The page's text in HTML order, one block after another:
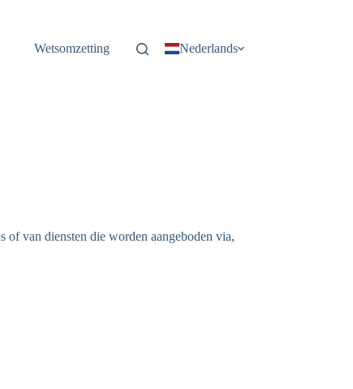
Wetsomzetting Nederlands
of van diensten die worden aangeboden via,